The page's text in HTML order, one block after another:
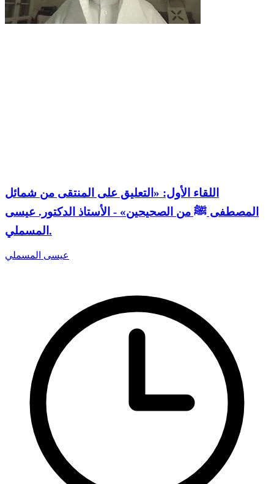
اللقاء الأول: «التعليق على المنتقى من شمائل
المصطفى ﷺ من الصحيحين» - الأستاذ الدكتور. عيسى
المسملي.
عيسى المسملي